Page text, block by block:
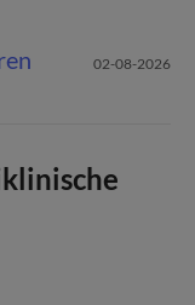
02-08-2026